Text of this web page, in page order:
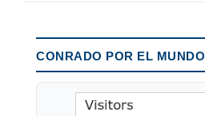
CONRADO POR EL MUNDO